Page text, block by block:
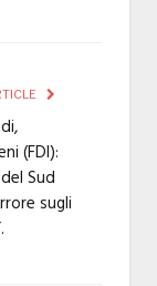
(FDI):
Sud
sugli